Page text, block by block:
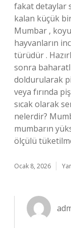
fakat detaylar
kalan küçük
Mumbar ,
hayvanların
türüdür .
sonra
doldurularak
veya fırında
sıcak olarak
nelerdir?
mumbarın
ölçülü
Ocak 8, 2026